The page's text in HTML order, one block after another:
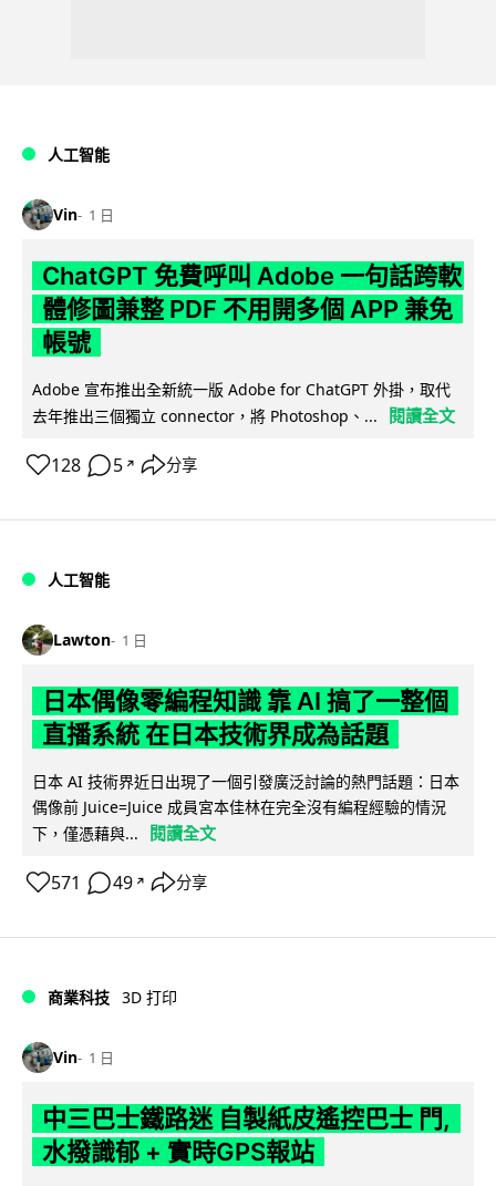
人工智能
Vin 1 日
ChatGPT 免費呼叫 Adobe 一句話跨軟
體修圖兼整 PDF 不用開多個 APP 兼免
帳號
Adobe 宣布推出全新統一版 Adobe for ChatGPT 外掛，取代
去年推出三個獨立 connector，將 Photoshop、...
閱讀全文
128 5 ↗ 分享
人工智能
Lawton 1 日
日本偶像零編程知識 靠 AI 搞了一整個
直播系統 在日本技術界成為話題
日本 AI 技術界近日出現了一個引發廣泛討論的熱門話題：日本
偶像前 Juice=Juice 成員宮本佳林在完全沒有編程經驗的情況
下，僅憑藉與...
閱讀全文
571 49 ↗ 分享
商業科技 3D 打印
Vin 1 日
中三巴士鐵路迷 自製紙皮遙控巴士 門,
水撥識郁 + 實時GPS報站